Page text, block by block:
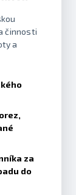
činnosti
a
za
do